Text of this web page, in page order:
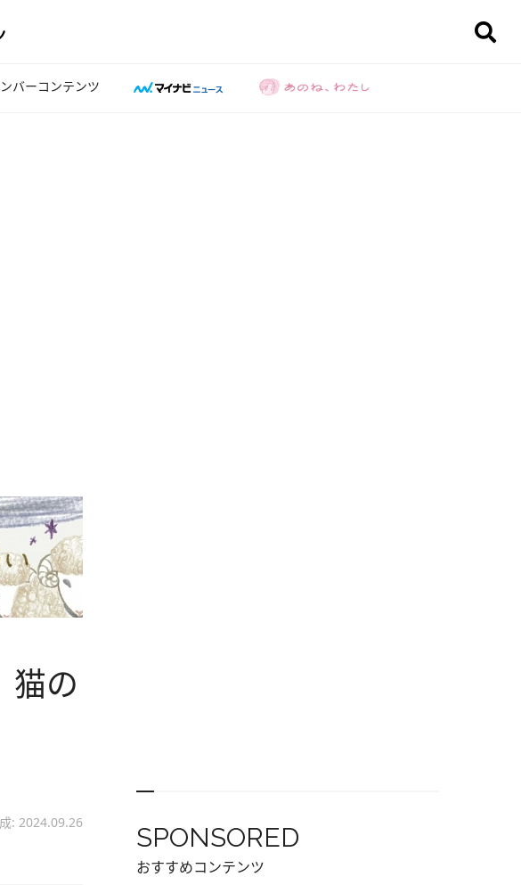
バーコンテンツ
猫の
: 2024.09.26 SPONSORED
おすすめコンテンツ